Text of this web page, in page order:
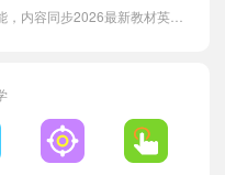
内容同步2026最新教材英语